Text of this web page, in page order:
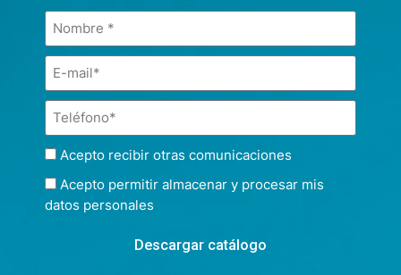
Acepto recibir otras comunicaciones
Acepto permitir almacenar y procesar mis
datos personales
Descargar catálogo